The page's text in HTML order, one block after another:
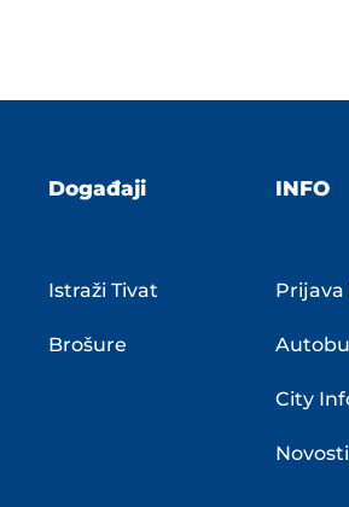
Događaji
Istraži Tivat
Brošure
INFO
City
Novosti